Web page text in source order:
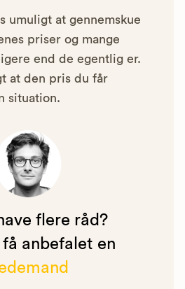
umuligt at gennemskue
priser og mange
end de egentlig er.
at den pris du får
situation.
flere råd?
få anbefalet en